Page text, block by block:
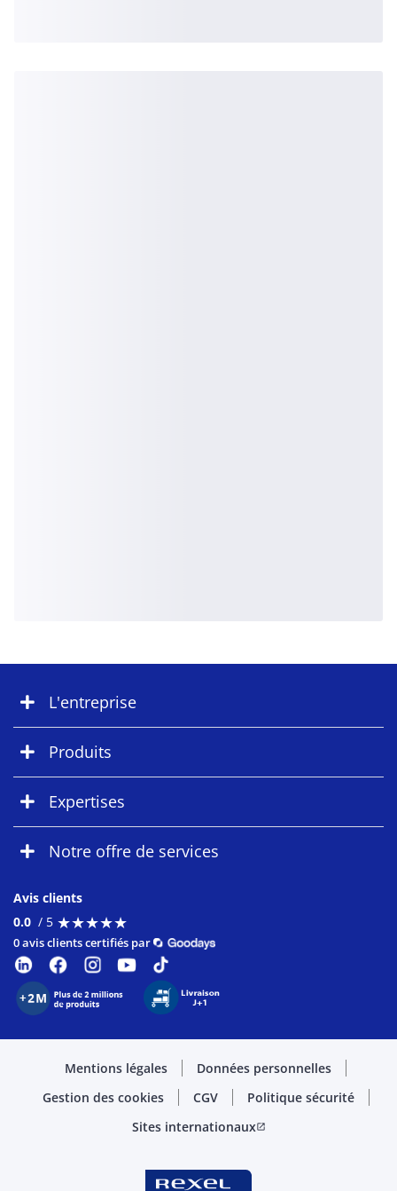
L'entreprise
Produits
Expertises
Notre offre de services
Avis clients
0.0 / 5 ★★★★★
★★★★★
0 avis clients certifiés par
Mentions légales
Données personnelles
Gestion des cookies
CGV
Politique sécurité
Sites internationauxopen_in_new